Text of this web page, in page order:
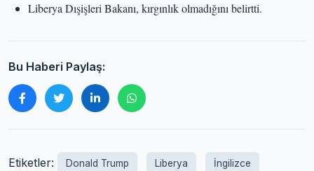
Liberya Dışişleri Bakanı, kırgınlık olmadığını belirtti.
Bu Haberi Paylaş:
Etiketler: Donald Trump Liberya İngilizce